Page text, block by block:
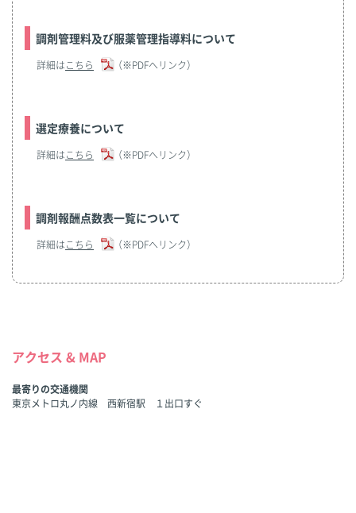
調剤管理料及び服薬管理指導料について
詳細は こちら （※PDFへリンク）
選定療養について
詳細は こちら （※PDFへリンク）
調剤報酬点数表一覧について
詳細は こちら （※PDFへリンク）
アクセス & MAP
最寄りの交通機関
東京メトロ丸ノ内線 西新宿駅 １出口すぐ